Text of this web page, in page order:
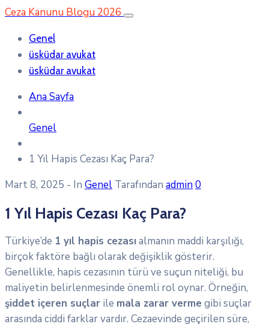
Ceza Kanunu Blogu 2026
Genel
üsküdar avukat
üsküdar avukat
Ana Sayfa
Genel
1 Yıl Hapis Cezası Kaç Para?
Mart 8, 2025 - In Genel Tarafından admin0
1 Yıl Hapis Cezası Kaç Para?
Türkiye’de 1 yıl hapis cezası almanın maddi karşılığı,
birçok faktöre bağlı olarak değişiklik gösterir.
Genellikle, hapis cezasının türü ve suçun niteliği, bu
maliyetin belirlenmesinde önemli rol oynar. Örneğin,
şiddet içeren suçlar ile mala zarar verme gibi suçlar
arasında ciddi farklar vardır. Cezaevinde geçirilen süre,